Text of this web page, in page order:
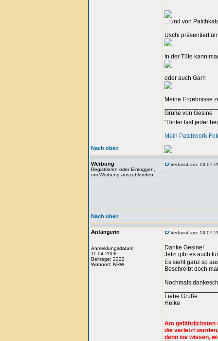
... und von
Uschi präsentiert
In der Tüte kann
oder auch Garn
Meine Ergebnisse
Grüße von Gesine
"Hinter fast jeder
Mein Patchwork-
Nach oben
Werbung
Registrieren oder Einloggen,
um Werbung auszublenden
Verfasst am:
Nach oben
Anfängerin
Anmeldungsdatum:
11.04.2008
Beiträge: 2222
Wohnort: NRW
Verfasst am:
Danke Gesine!
Jetzt gibt es auch
Es sieht ganz so
Beschreibt doch
Nochmals
Liebe Grüße
Heike
Am gefährlichsten
die verletzt wurden,
denn sie wissen,